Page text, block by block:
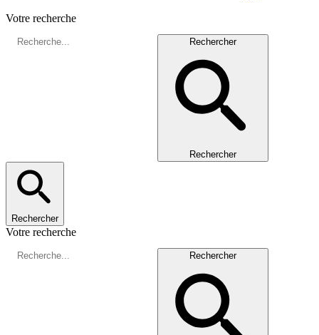
Votre recherche
Rechercher
Rechercher
Rechercher
Votre recherche
Rechercher